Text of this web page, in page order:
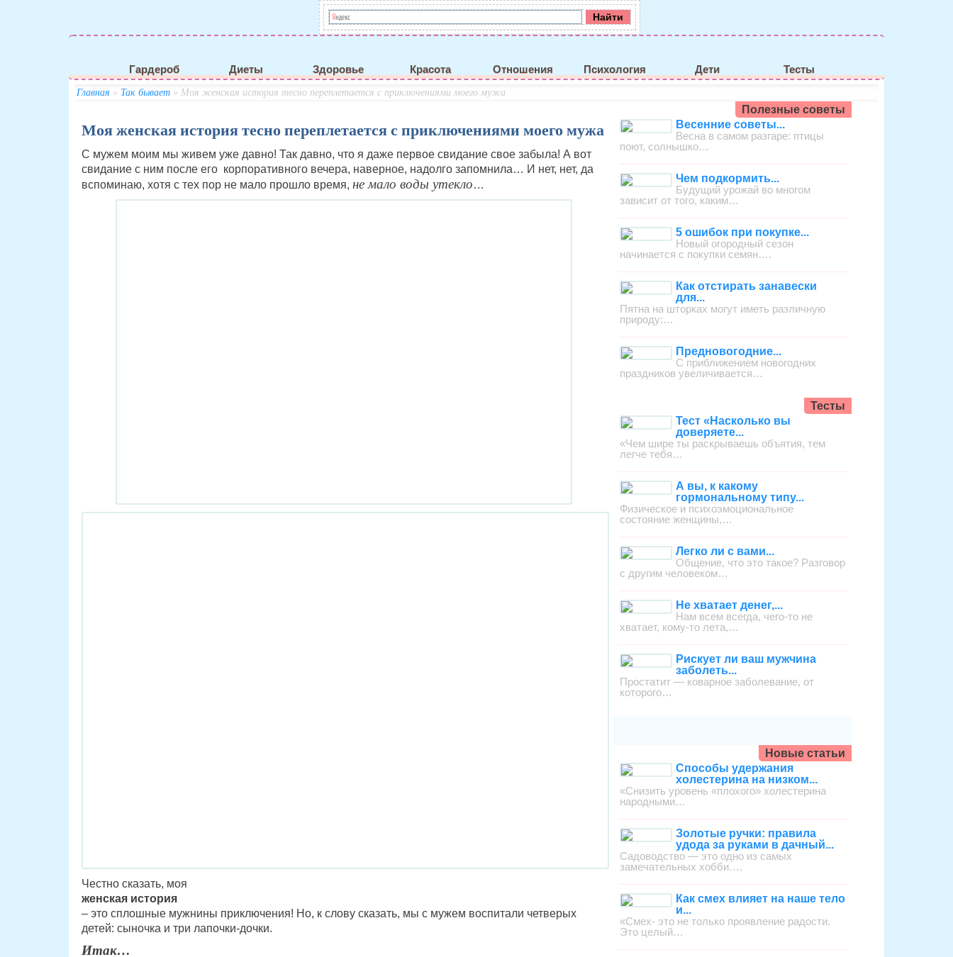
Гардероб Диеты Здоровье Красота Отношения Психология Дети Тесты
Главная » Так бывает» Моя женская история тесно переплетается с приключениями моего мужа
Моя женская история тесно переплетается с приключениями моего мужа
С мужем моим мы живем уже давно! Так давно, что я даже первое свидание свое забыла! А вот
свидание с ним после его корпоративного вечера, наверное, надолго запомнила… И нет, нет, да
вспоминаю, хотя с тех пор не мало прошло время, не мало воды утекло…
Честно сказать, моя
женская история
– это сплошные мужнины приключения! Но, к слову сказать, мы с мужем воспитали четверых
детей: сыночка и три лапочки-дочки.
Итак…
Полезные советы
Весенние советы...
Весна в самом разгаре: птицы
поют, солнышко…
Чем подкормить...
Будущий урожай во многом
зависит от того, каким…
5 ошибок при покупке...
Новый огородный сезон
начинается с покупки семян….
Как отстирать занавески
для...
Пятна на шторках могут иметь различную
природу:…
Предновогодние...
С приближением новогодних
праздников увеличивается…
Тесты
Тест «Насколько вы
доверяете...
«Чем шире ты раскрываешь объятия, тем
легче тебя…
А вы, к какому
гормональному типу...
Физическое и психоэмоциональное
состояние женщины,…
Легко ли с вами...
Общение, что это такое? Разговор
с другим человеком…
Не хватает денег,...
Нам всем всегда, чего-то не
хватает, кому-то лета,…
Рискует ли ваш мужчина
заболеть...
Простатит — коварное заболевание, от
которого…
Новые статьи
Способы удержания
холестерина на низком...
«Снизить уровень «плохого» холестерина
народными…
Золотые ручки: правила
удода за руками в дачный...
Садоводство — это одно из самых
замечательных хобби….
Как смех влияет на наше тело
и...
«Смех- это не только проявление радости.
Это целый…